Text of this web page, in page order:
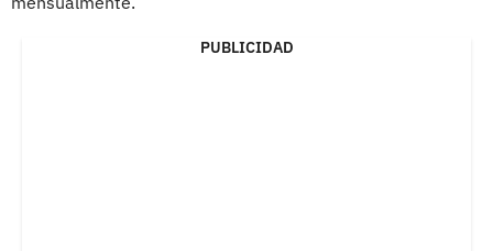
PUBLICIDAD